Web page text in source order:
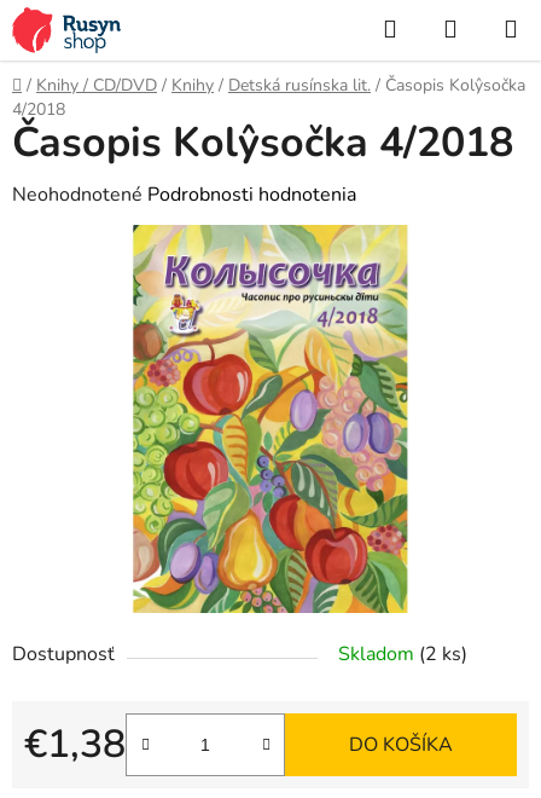
Prejsť
na
obsah
Hľadať
KOŠÍK
Domov
/ Knihy / CD/DVD / Knihy / Detská rusínska lit. / Časopis Kolŷsočka
4/2018
Dostupnosť Skladom (2 ks)
€1,38
Jednotková cena:
DO KOŠÍKA
Časopis Kolŷsočka 4/2018
Priemerné
Neohodnotené Podrobnosti hodnotenia